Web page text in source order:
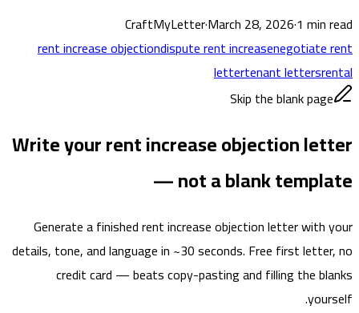
CraftMyLetter·March 28, 2026·1 min read
rent increase objectiondispute rent increasenegotiate rent
lettertenant lettersrental
Skip the blank page
Write your rent increase objection letter
— not a blank template
Generate a finished rent increase objection letter with your
details, tone, and language in ~30 seconds. Free first letter, no
credit card — beats copy-pasting and filling the blanks
yourself.